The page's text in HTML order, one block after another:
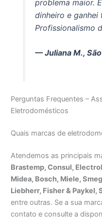
problema maior.
dinheiro e ganhei
Profissionalismo
— Juliana M.,
Perguntas Frequentes –
Eletrodomésticos
Quais marcas de
Atendemos as principais
Brastemp, Consul,
Midea, Bosch, Miele,
Liebherr, Fisher &
entre outras. Se a sua
contato e consulte a